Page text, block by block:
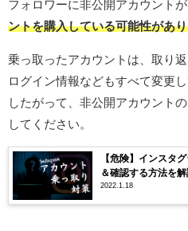
フォロワーに非公開アカウントが
ントを購入している可能性があ
乗っ取ったアカウントは、取り
ログイン情報などもすべて変更し
したがって、非公開アカウント
してください。
【危険】インスタ
＆確認する方法を解
2022.1.18